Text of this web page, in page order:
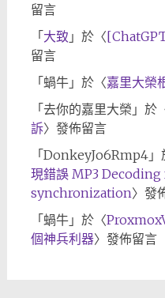
留言
「 大致 」於〈
留言
「 蝸牛」於〈嘉里大榮
「 去你的嘉里大榮 」於
訴〉發佈留言
「 DonkeyJo6Rmp4」
現錯誤 MP3
synchronization〉發
「 蝸牛」於〈
個神兵利器〉發佈留言